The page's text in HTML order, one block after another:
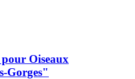
Oiseaux
​Gorges"